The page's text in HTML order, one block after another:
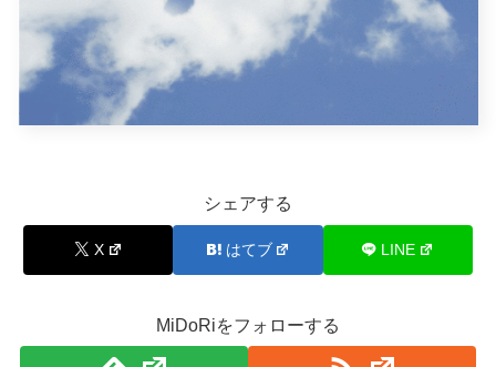
シェアする
X はてブ LINE
MiDoRiをフォローする